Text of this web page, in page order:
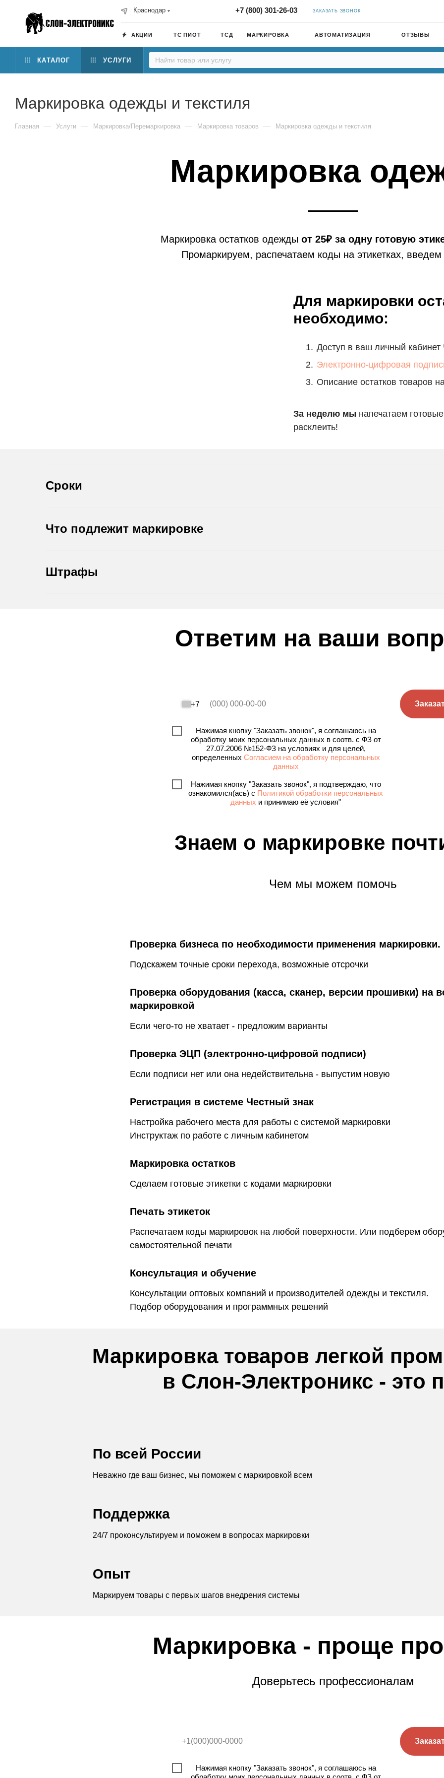
Краснодар +7 (800) 301-26-03 ЗАКАЗАТЬ ЗВОНОК
АКЦИИ ТС ПИОТ ТСД МАРКИРОВКА АВТОМАТИЗАЦИЯ ОТЗЫВЫ
КАТАЛОГ УСЛУГИ
Маркировка одежды и текстиля
Главная — Услуги — Маркировка/Перемаркировка — Маркировка товаров — Маркировка одежды и текстиля
Маркировка
Маркировка остатков одежды от 25₽ за одну готовую
Промаркируем, распечатаем коды на этикетках, введем
Для маркировки
необходимо:
Доступ в ваш личный кабинет
Электронно-цифровая
Описание остатков товаров
За неделю мы напечатаем
расклеить!
Сроки
Что подлежит маркировке
Штрафы
Ответим на ваши
+7
Нажимая кнопку "Заказать звонок", я соглашаюсь на
обработку моих персональных данных в соотв. с ФЗ от
27.07.2006 №152-ФЗ на условиях и для целей,
определенных Согласием на обработку персональных
данных
Нажимая кнопку "Заказать звонок", я подтверждаю, что
ознакомился(ась) с Политикой обработки персональных
данных и принимаю её условия"
Знаем о маркировке
Чем мы можем помочь
Проверка бизнеса по необходимости применения маркировки.
Подскажем точные сроки перехода, возможные отсрочки
Проверка оборудования (касса, сканер, версии прошивки) на
маркировкой
Если чего-то не хватает - предложим варианты
Проверка ЭЦП (электронно-цифровой подписи)
Если подписи нет или она недействительна - выпустим новую
Регистрация в системе Честный знак
Настройка рабочего места для работы с системой маркировки
Инструктаж по работе с личным кабинетом
Маркировка остатков
Сделаем готовые этикетки с кодами маркировки
Печать этикеток
Распечатаем коды маркировок на любой поверхности. Или подберем
самостоятельной печати
Консультация и обучение
Консультации оптовых компаний и производителей одежды и текстиля.
Подбор оборудования и программных решений
Маркировка товаров легкой
в Слон-Электроникс - это
По всей России
Неважно где ваш бизнес, мы поможем с маркировкой всем
Поддержка
24/7 проконсультируем и поможем в вопросах маркировки
Опыт
Маркируем товары с первых шагов внедрения системы
Маркировка - проще
Доверьтесь профессионалам
Нажимая кнопку "Заказать звонок", я соглашаюсь на